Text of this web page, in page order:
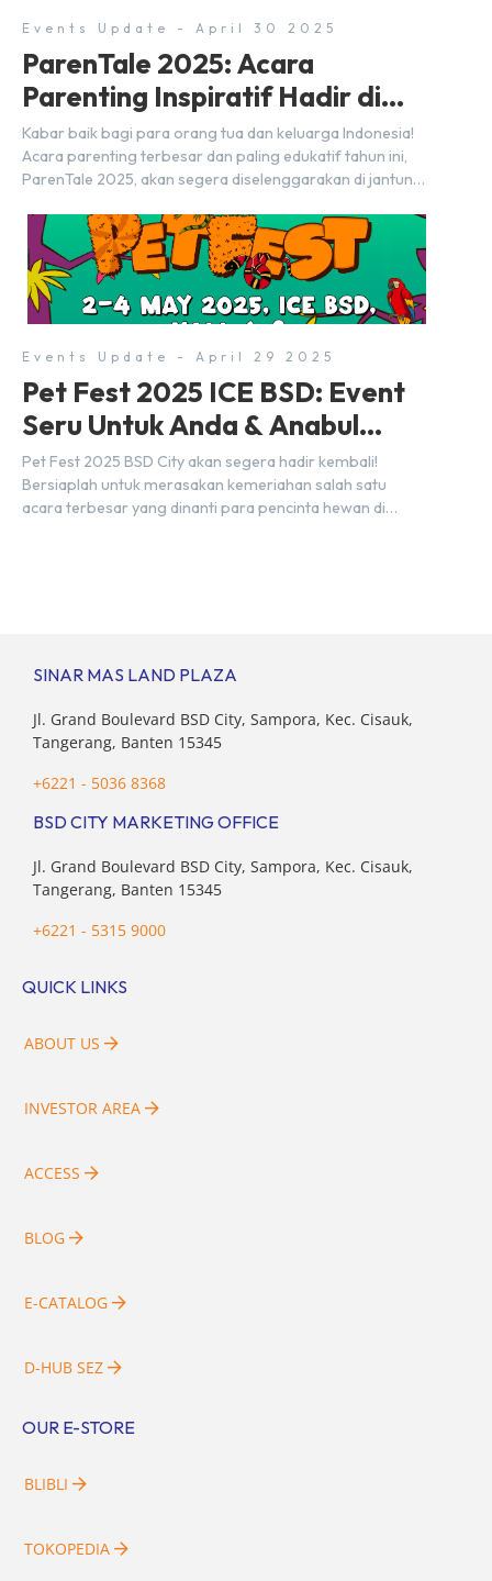
Events Update - April 30 2025
ParenTale 2025: Acara
Parenting Inspiratif Hadir di
BSD City!
Kabar baik bagi para orang tua dan keluarga Indonesia!
Acara parenting terbesar dan paling edukatif tahun ini,
ParenTale 2025, akan segera diselenggarakan di jantung
5, ICE BSD, acara ini akan berlangsung selama tiga hari
penuh, yaitu pada 2 hingga 4 Mei 2025. Diselenggarakan
oleh Parentstory dan […]
Events Update - April 29 2025
Pet Fest 2025 ICE BSD: Event
Seru Untuk Anda & Anabul
Kesayangan!
Pet Fest 2025 BSD City akan segera hadir kembali!
Bersiaplah untuk merasakan kemeriahan salah satu
acara terbesar yang dinanti para pencinta hewan di
SINAR MAS LAND PLAZA
Jl. Grand Boulevard BSD City, Sampora, Kec. Cisauk,
Tangerang, Banten 15345
+6221 - 5036 8368
BSD CITY MARKETING OFFICE
Jl. Grand Boulevard BSD City, Sampora, Kec. Cisauk,
Tangerang, Banten 15345
+6221 - 5315 9000
QUICK LINKS
ABOUT US
INVESTOR AREA
ACCESS
BLOG
E-CATALOG
D-HUB SEZ
OUR E-STORE
BLIBLI
TOKOPEDIA